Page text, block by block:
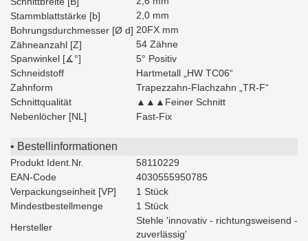
Stammblattstärke [b]
2,0 mm
Bohrungsdurchmesser [Ø d] 20FX mm
Zähneanzahl [Z]
54 Zähne
Spanwinkel [∡°]
5° Positiv
Schneidstoff
Hartmetall „HW TC06“
Zahnform
Trapezzahn-Flachzahn „TR-F“
Schnittqualität
▲▲▲Feiner Schnitt
Nebenlöcher [NL]
Fast-Fix
• Bestellinformationen
Produkt Ident.Nr.
58110229
EAN-Code
4030555950785
Verpackungseinheit [VP]
1 Stück
Mindestbestellmenge
1 Stück
Hersteller
Stehle 'innovativ - richtungsweisend -
zuverlässig'